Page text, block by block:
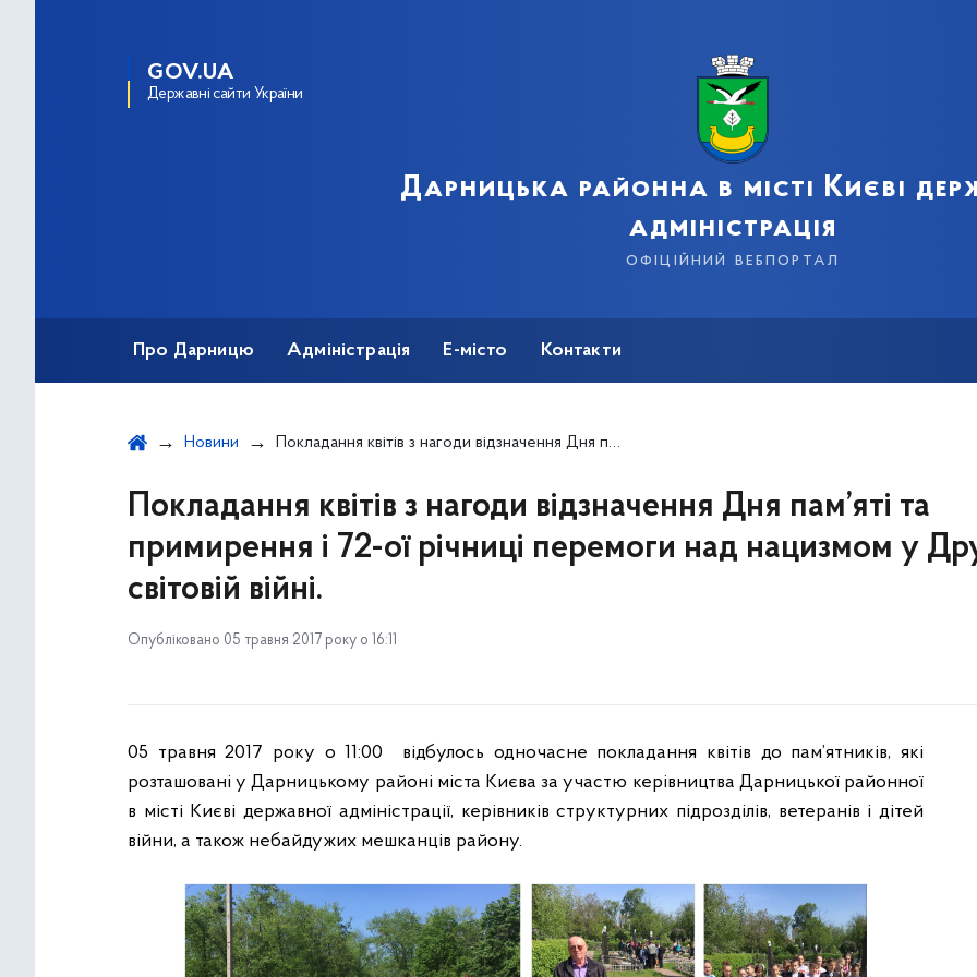
GOV.UA
Державні сайти України
Дарницька районна в місті Києві
адміністрація
офіційний вебпортал
Про Дарницю Адміністрація Е-місто Контакти
Новини Покладання квітів з нагоди відзначення Дня пам’яті та примирення і 72-ої річниці перемоги над нацизмом у Другій світовій війні.
Покладання квітів з нагоди відзначення Дня пам’яті та
примирення і 72-ої річниці перемоги над нацизмом у
світовій війні.
Опубліковано 05 травня 2017 року о 16:11
05 травня 2017 року о 11:00 відбулось одночасне покладання квітів до пам’ятників, які
розташовані у Дарницькому районі міста Києва за участю керівництва Дарницької районної
в місті Києві державної адміністрації, керівників структурних підрозділів, ветеранів і дітей
війни, а також небайдужих мешканців району.